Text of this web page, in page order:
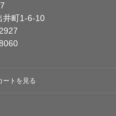
井町1-6-10
ートを見る